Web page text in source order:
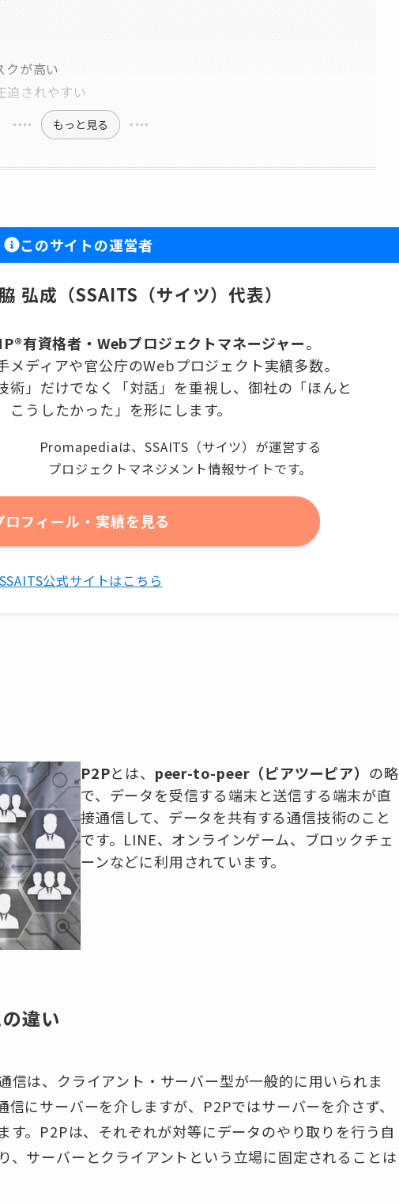
クが高い
迫されやすい
もっと見る
このサイトの運営者
弘成（SSAITS（サイツ）代表）
有資格者・Webプロジェクトマネージャー。
メディアや官公庁のWebプロジェクト実績多数。
技術」だけでなく「対話」を重視し、御社の「ほんと
こうしたかった」を形にします。
Promapediaは、SSAITS（サイツ）が運営する
プロジェクトマネジメント情報サイトです。
ロフィール・実績を見る
SSAITS公式サイトはこちら
P2Pとは、 peer-to-peer（ピアツーピア） の略
で、データを受信する端末と送信する端末が直
接通信して、データを共有する通信技術のこと
です。LINE、オンラインゲーム、ブロックチェ
ーンなどに利用されています。
違い
信は、クライアント・サーバー型が一般的に用いられま
にサーバーを介しますが、P2Pではサーバーを介さず、
す。P2Pは、それぞれが対等にデータのやり取りを行う自
、サーバーとクライアントという立場に固定されることは